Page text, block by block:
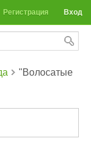
Вход
Регистрация
"Волосатые